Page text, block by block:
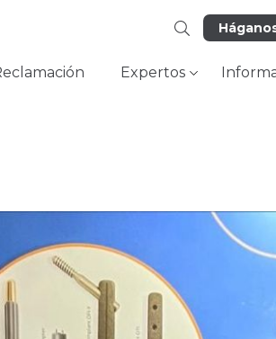
Expertos